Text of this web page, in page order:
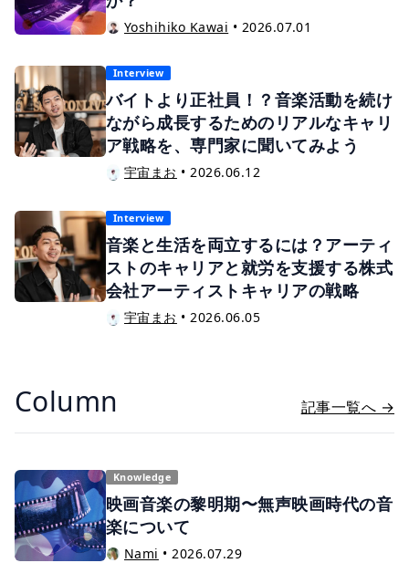
によって、取るべき戦略やリリースの意味は大きく
変わります。今回は、これから楽曲をリリースする
点をご紹介します。
Yoshihiko Kawai • 2026.07.01
Interview
バイトより正社員！？音楽活動を続け
ながら成長するためのリアルなキャリ
ア戦略を、専門家に聞いてみよう
宇宙まお •2026.06.12
Interview
音楽と生活を両立するには？アーティ
ストのキャリアと就労を支援する株式
会社アーティストキャリアの戦略
宇宙まお •2026.06.05
Column 記事一覧へ →
Knowledge
映画音楽の黎明期〜無声映画時代の音
楽について
Nami •2026.07.29